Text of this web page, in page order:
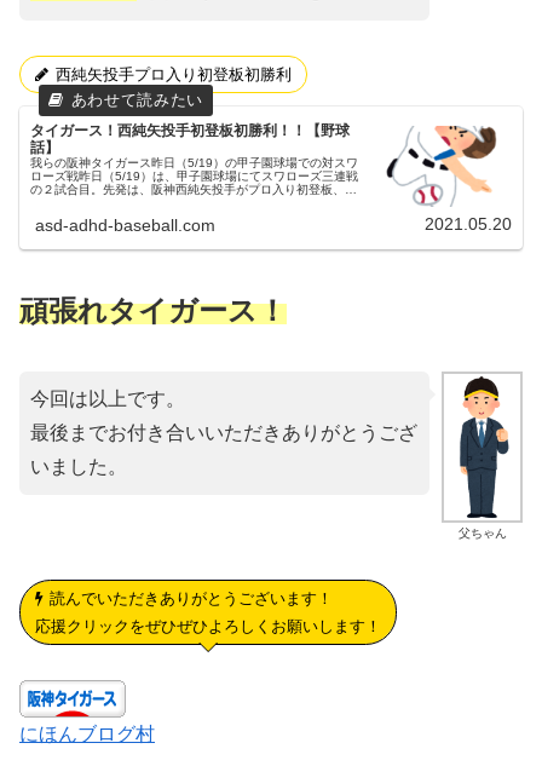
西純矢投手プロ入り初登板初勝利
タイガース！西純矢投手初登板初勝利！！【野球
話】
我らの阪神タイガース昨日（5/19）の甲子園球場での対スワ
ローズ戦昨日（5/19）は、甲子園球場にてスワローズ三連戦
の２試合目。先発は、阪神西純矢投手がプロ入り初登板、ヤ
asd-adhd-baseball.com 2021.05.20
頑張れタイガース！
父ちゃん
今回は以上です。
最後までお付き合いいただきありがとうござ
いました。
読んでいただきありがとうございます！
応援クリックをぜひぜひよろしくお願いします！
にほんブログ村